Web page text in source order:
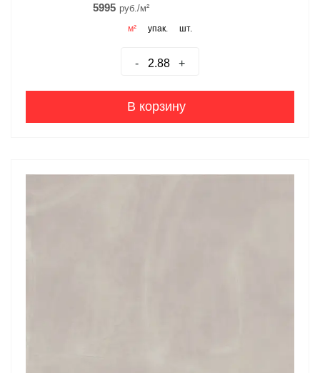
5995 руб./м²
м² упак. шт.
- +
В корзину